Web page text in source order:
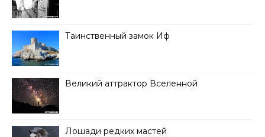
Таинственный замок Иф
Великий аттрактор Вселенной
Лошади редких мастей